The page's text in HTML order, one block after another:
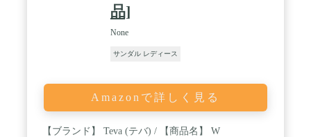
品]
None
サンダル レディース
Amazonで詳しく見る
【ブランド】 Teva (テバ) / 【商品名】 W